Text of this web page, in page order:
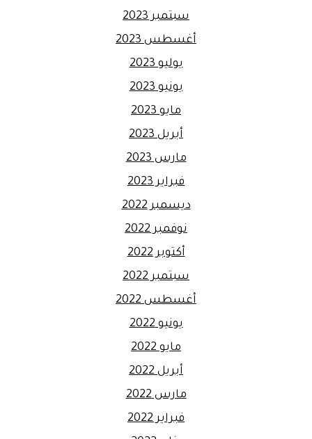
سبتمبر 2023
أغسطس 2023
يوليو 2023
يونيو 2023
مايو 2023
أبريل 2023
مارس 2023
فبراير 2023
ديسمبر 2022
نوفمبر 2022
أكتوبر 2022
سبتمبر 2022
أغسطس 2022
يونيو 2022
مايو 2022
أبريل 2022
مارس 2022
فبراير 2022